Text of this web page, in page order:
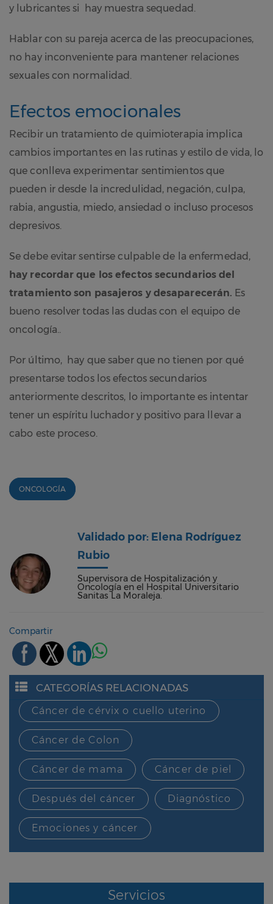
y lubricantes si hay muestra sequedad.
Hablar con su pareja acerca de las preocupaciones,
no hay inconveniente para mantener relaciones
sexuales con normalidad.
Efectos emocionales
Recibir un tratamiento de quimioterapia implica
cambios importantes en las rutinas y estilo de vida, lo
que conlleva experimentar sentimientos que
pueden ir desde la incredulidad, negación, culpa,
rabia, angustia, miedo, ansiedad o incluso procesos
depresivos.
Se debe evitar sentirse culpable de la enfermedad,
hay recordar que los efectos secundarios del
tratamiento son pasajeros y desaparecerán. Es
bueno resolver todas las dudas con el equipo de
oncología..
Por último, hay que saber que no tienen por qué
presentarse todos los efectos secundarios
anteriormente descritos, lo importante es intentar
tener un espíritu luchador y positivo para llevar a
cabo este proceso.
ONCOLOGÍA
Validado por: Elena Rodríguez
Rubio
Supervisora de Hospitalización y
Oncología en el Hospital Universitario
Sanitas La Moraleja.
Compartir
CATEGORÍAS RELACIONADAS
Cáncer de cérvix o cuello uterino
Cáncer de Colon
Cáncer de mama Cáncer de piel
Después del cáncer Diagnóstico
Emociones y cáncer
Servicios